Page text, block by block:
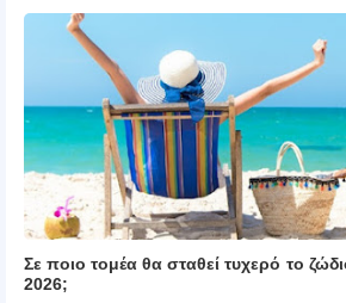
Σε ποιο τομέα θα σταθεί τυχερό το
2026;